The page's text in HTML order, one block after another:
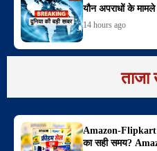
यौन अपराधों के
14 hours ago
Amazon-Flipkart
का सही समय?